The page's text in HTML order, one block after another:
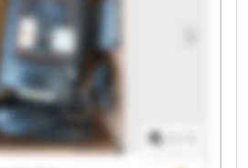
Ambold Pressen GmbH